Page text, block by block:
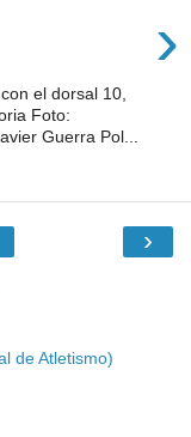
›
el dorsal 10,
Foto:
Guerra Pol...
›
de Atletismo)